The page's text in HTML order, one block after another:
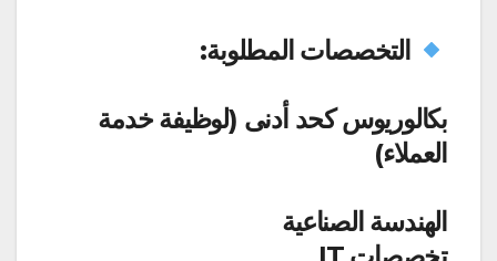
التخصصات المطلوبة:
بكالوريوس كحد أدنى (لوظيفة خدمة
العملاء)
الهندسة الصناعية